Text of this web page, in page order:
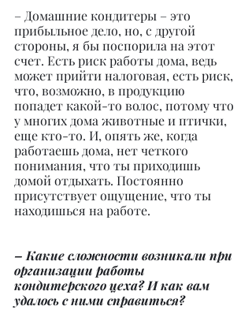
– Домашние кондитеры – это
прибыльное дело, но, с другой
стороны, я бы поспорила на этот
счет. Есть риск работы дома, ведь
может прийти налоговая, есть риск,
что, возможно, в продукцию
попадет какой-то волос, потому что
у многих дома животные и птички,
еще кто-то. И, опять же, когда
работаешь дома, нет четкого
понимания, что ты приходишь
домой отдыхать. Постоянно
присутствует ощущение, что ты
находишься на работе.
– Какие сложности возникали при
организации работы
кондитерского цеха? И как вам
удалось с ними справиться?